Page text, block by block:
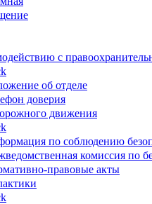
с
об отделе
доверия
движения
по соблюдению
комиссия по
правовые акты